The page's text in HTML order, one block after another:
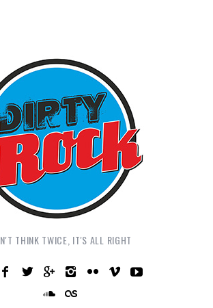
THINK TWICE, IT'S ALL RIGHT